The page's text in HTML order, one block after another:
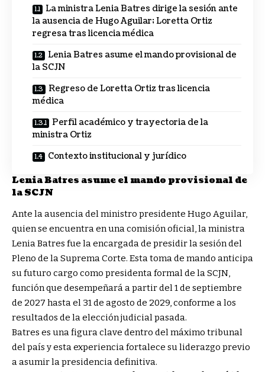
La ministra Lenia Batres dirige la sesión ante
la ausencia de Hugo Aguilar; Loretta Ortiz
regresa tras licencia médica
Lenia Batres asume el mando provisional de
la SCJN
Regreso de Loretta Ortiz tras licencia
médica
Perfil académico y trayectoria de la
ministra Ortiz
Contexto institucional y jurídico
Lenia Batres asume el mando provisional de
la SCJN
Ante la ausencia del ministro presidente Hugo Aguilar,
quien se encuentra en una comisión oficial, la ministra
Lenia Batres fue la encargada de presidir la sesión del
Pleno de la Suprema Corte. Esta toma de mando anticipa
su futuro cargo como presidenta formal de la SCJN,
función que desempeñará a partir del 1 de septiembre
de 2027 hasta el 31 de agosto de 2029, conforme a los
resultados de la elección judicial pasada.
Batres es una figura clave dentro del máximo tribunal
del país y esta experiencia fortalece su liderazgo previo
a asumir la presidencia definitiva.